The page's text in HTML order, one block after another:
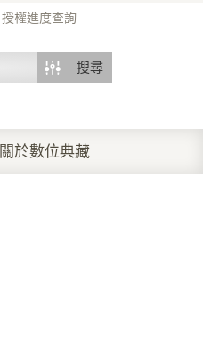
授權進度查詢
搜尋
關於數位典藏